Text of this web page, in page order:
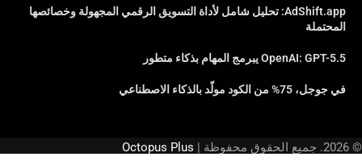
AdShift.app: تحليل شامل لأداة التسويق الرقمي المجهولة وخصائصها
المحتملة
OpenAI: GPT-5.5 يبرمج المهام بذكاء متطور
في جوجل، 75% من الكود مولّد بالذكاء الاصطناعي
© 2026. جميع الحقوق محفوظة | Octopus Plus